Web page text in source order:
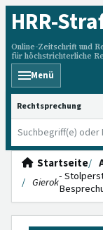
HRR-
Online-Zeitschrift und
für höchstrichterliche
Menü
HRRS durchsuchen
Startseite
Gierok-